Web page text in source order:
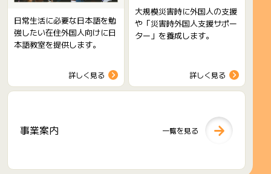
日常生活に必要な日本語を勉
強したい在住外国人向けに日
本語教室を提供します。
詳しく見る
大規模災害時に外国人の支援
や「災害時外国人支援サポー
ター」を養成します。
詳しく見る
事業案内 一覧を見る